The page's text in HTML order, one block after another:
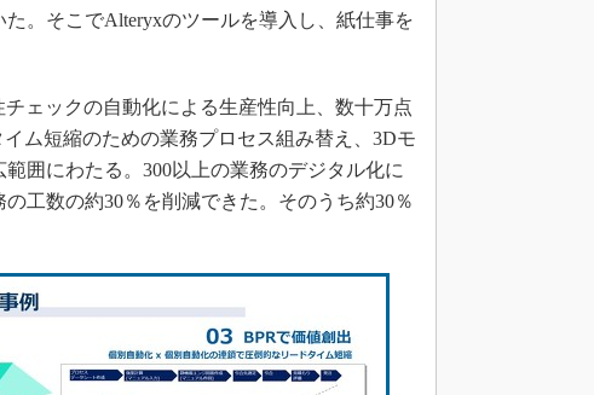
。そこでAlteryxのツールを導入し、紙仕事を
ェックの自動化による生産性向上、数十万点
ム短縮のための業務プロセス組み替え、3Dモ
囲にわたる。300以上の業務のデジタル化に
工数の約30％を削減できた。そのうち約30％